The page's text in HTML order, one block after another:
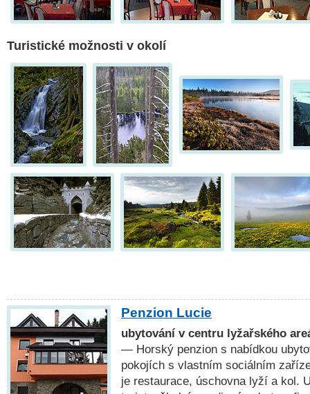
Turistické možnosti v okolí
Penzion Lucie
ubytování v centru lyžařského
— Horský penzion s nabídkou
pokojích s vlastním sociálním
je restaurace, úschovna lyží a kol.